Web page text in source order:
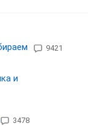
9421
и
3478